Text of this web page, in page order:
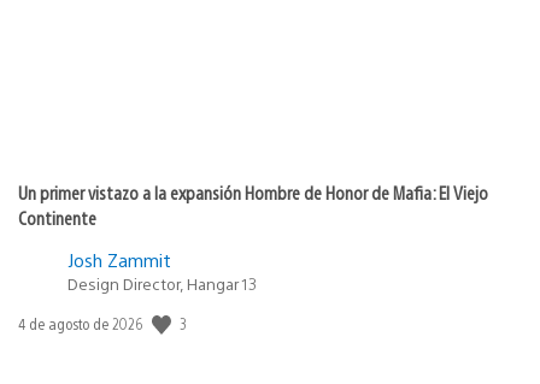
Un primer vistazo a la expansión Hombre de Honor de Mafia: El Viejo
Continente
Josh Zammit
Design Director, Hangar 13
Fecha
4 de agosto de 2026 3